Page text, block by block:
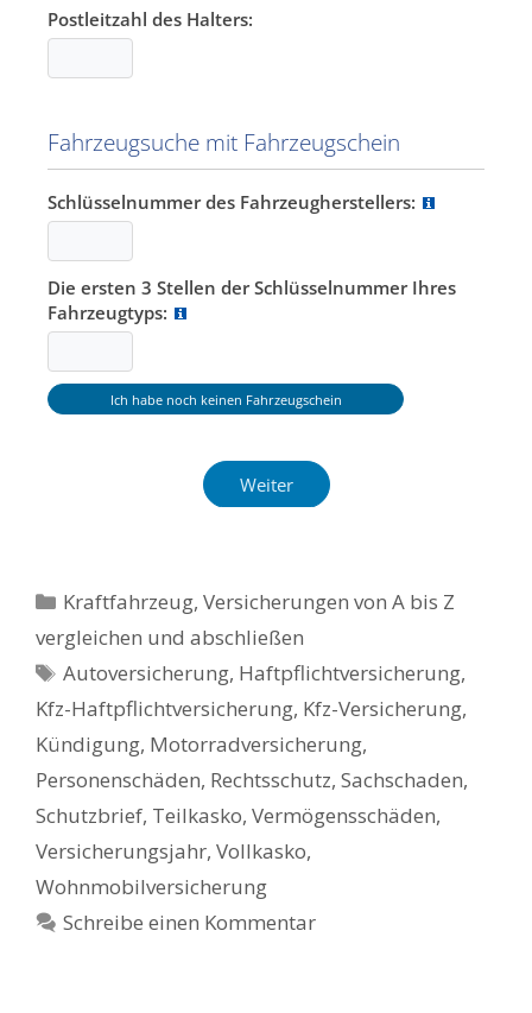
Kategorien
Kraftfahrzeug,Versicherungen von A bis Z
vergleichen und abschließen
Schlagwörter
Autoversicherung, Haftpflichtversicherung,
Kfz-Haftpflichtversicherung, Kfz-Versicherung,
Kündigung, Motorradversicherung,
Personenschäden, Rechtsschutz, Sachschaden,
Schutzbrief, Teilkasko, Vermögensschäden,
Versicherungsjahr, Vollkasko,
Wohnmobilversicherung
Schreibe einen Kommentar